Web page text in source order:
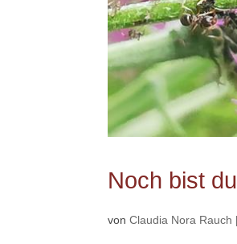
Noch bist
vonClaudia Nora Rauch